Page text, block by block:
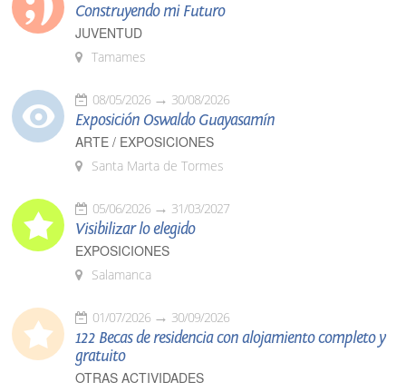
Construyendo mi Futuro
JUVENTUD
Tamames
08/05/2026 30/08/2026
Exposición Oswaldo Guayasamín
ARTE / EXPOSICIONES
Santa Marta de Tormes
05/06/2026 31/03/2027
Visibilizar lo elegido
EXPOSICIONES
Salamanca
01/07/2026 30/09/2026
122 Becas de residencia con alojamiento completo y
gratuito
OTRAS ACTIVIDADES